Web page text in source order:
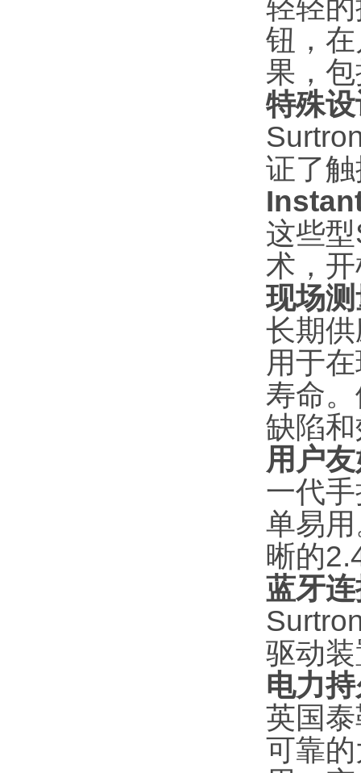
轻轻
钮，
果，
特殊
证了
这些
术，
现场
长期
用于
寿命
缺陷
用户
一代
单易
晰的
蓝牙
驱动
电力
英国
可靠